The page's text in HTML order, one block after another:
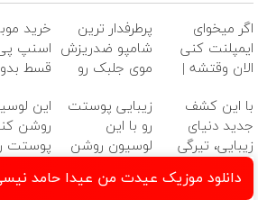
اگر میخوای
ایمپلنت کنی
الان وقتشه |
میلیون تومان!!!
پرطرفدار ترین
شامپو ضدریزش
موی جلبک رو
بخر
خرید
قسط
با این کشف
جدید دنیای
زیبایی، تیرگی
پوست را از بین
ببرید!
زیبایی پوستت
رو با این
لوسیون روشن
کن
این
روشن
پوستت
میکنه50%تخفیف
دانلود موزیک عیدت من عیدا حامد